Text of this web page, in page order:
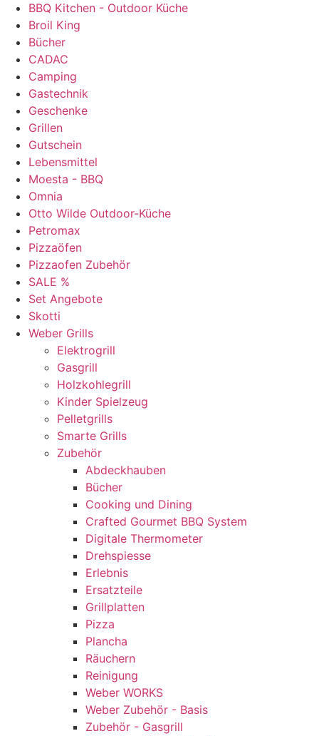
BBQ Kitchen - Outdoor Küche
Broil King
Bücher
CADAC
Camping
Gastechnik
Geschenke
Grillen
Gutschein
Lebensmittel
Moesta - BBQ
Omnia
Otto Wilde Outdoor-Küche
Petromax
Pizzaöfen
Pizzaofen Zubehör
SALE %
Set Angebote
Skotti
Weber Grills
Elektrogrill
Gasgrill
Holzkohlegrill
Kinder Spielzeug
Pelletgrills
Smarte Grills
Zubehör
Abdeckhauben
Bücher
Cooking und Dining
Crafted Gourmet BBQ System
Digitale Thermometer
Drehspiesse
Erlebnis
Ersatzteile
Grillplatten
Pizza
Plancha
Räuchern
Reinigung
Weber WORKS
Weber Zubehör - Basis
Zubehör - Gasgrill